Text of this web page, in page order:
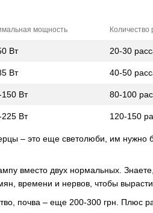
мощность Количество
Вт 20-30
Вт 40-50
150 Вт 80-100
225 Вт 120-150
– это еще светолюби, им
вместо двух нормальных.
времени и нервов, чтобы
почва – еще 200-300 грн. Плюс